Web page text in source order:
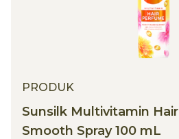
PRODUK
Sunsilk Multivitamin
Smooth Spray 100 mL